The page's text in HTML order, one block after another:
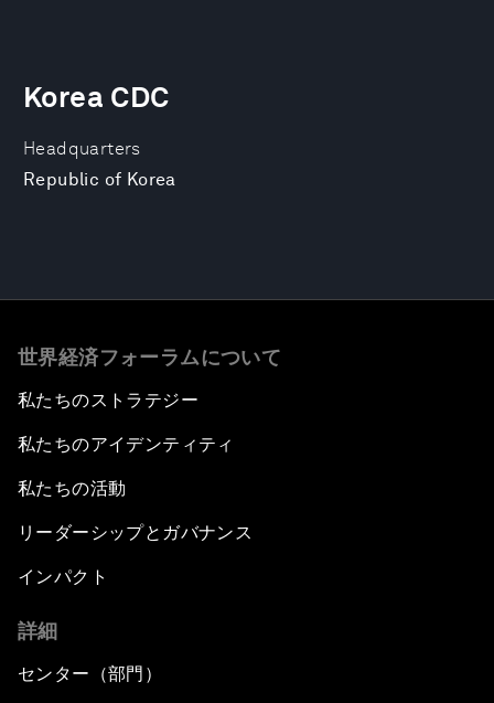
Headquarters
Republic of Korea
Korea CDC
世界経済フォーラムについて
私たちのストラテジー
私たちのアイデンティティ
私たちの活動
リーダーシップとガバナンス
インパクト
詳細
センター（部門）